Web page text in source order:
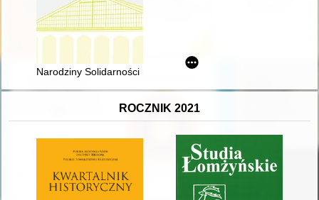
Narodziny Solidarności na Dolnym Śląsku
ROCZNIK 2021